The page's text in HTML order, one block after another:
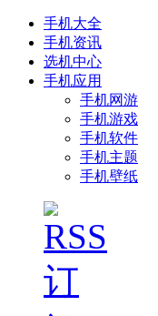
手机大全
手机资讯
选机中心
手机应用
手机网游
手机游戏
手机软件
手机主题
手机壁纸